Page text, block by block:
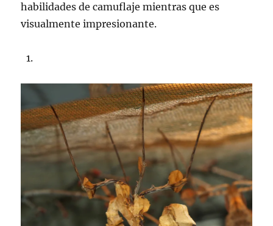
habilidades de camuflaje mientras que es
visualmente impresionante.